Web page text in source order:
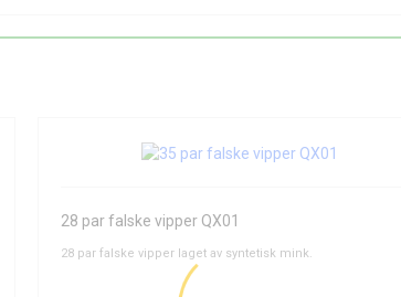
28 par falske vipper QX01
28 par falske vipper laget av syntetisk mink.